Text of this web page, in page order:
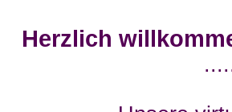
Herzlich